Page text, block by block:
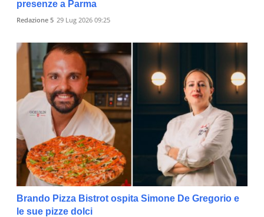
presenze a Parma
Redazione 5 29 Lug 2026 09:25
Brando Pizza Bistrot ospita Simone De Gregorio e
le sue pizze dolci